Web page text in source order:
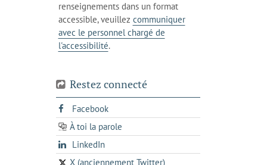
renseignements dans un format
accessible, veuillez communiquer
avec le personnel chargé de
l'accessibilité.
Restez connecté
Facebooks'ouvre
dans
un
onglet
À toi la parole
opens
in
a
LinkedInopens
in
X (anciennement Twitter)